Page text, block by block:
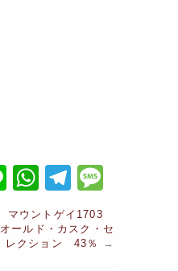
Li
e
W
h
at
s
T
el
e
gr
s
s
マウントゲイ1703
オールド・カスク・セ
レクション 43％
→